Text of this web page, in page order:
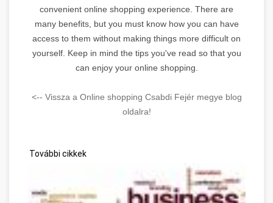
convenient online shopping experience. There are
many benefits, but you must know how you can have
access to them without making things more difficult on
yourself. Keep in mind the tips you've read so that you
can enjoy your online shopping.
<-- Vissza a Online shopping Csabdi Fejér megye blog
oldalra!
További cikkek